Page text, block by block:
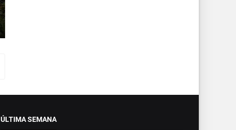
ÚLTIMA SEMANA